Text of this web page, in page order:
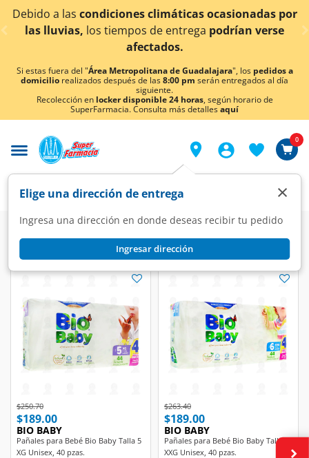
< div class="carousel-inner">
Debido a las condiciones climáticas ocasionadas por
las lluvias, los tiempos de entrega podrían verse
afectados.
Si estas fuera del "Área Metropolitana de Guadalajara", los pedidos a
domicilio realizados después de las8:00 pm serán entregados al día
siguiente.
Recolección en locker disponible 24 horas, según horario de
SuperFarmacia. Consulta más detallesaquí
Elige una dirección de entrega
Ingresa una dirección en donde deseas recibir tu pedido
Ingresar dirección
×
0
(2 productos)
Price reduced from
$250.70to
$189.00
BIO BABY
Pañales para Bebé Bio Baby Talla 5
XG Unisex, 40 pzas.
Price reduced from
$263.40to
$189.00
BIO BABY
Pañales para Bebé Bio Baby Talla 6
XXG Unisex, 40 pzas.